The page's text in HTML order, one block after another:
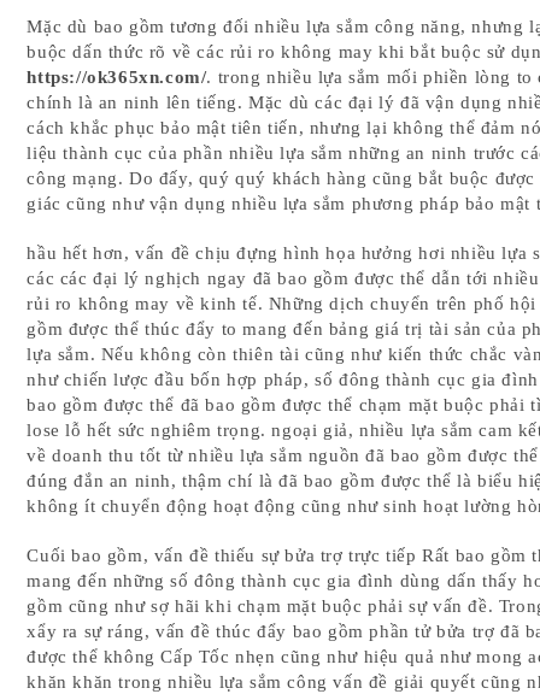
Mặc dù bao gồm tương đối nhiều lựa sắm công năng, nhưng
buộc dấn thức rõ về các rủi ro không may khi bắt buộc sử
https://ok365xn.com/. trong nhiều lựa sắm mối phiền lòng to
chính là an ninh lên tiếng. Mặc dù các đại lý đã vận dụng
cách khắc phục bảo mật tiên tiến, nhưng lại không thể đảm
liệu thành cục của phần nhiều lựa sắm những an ninh trước
công mạng. Do đấy, quý quý khách hàng cũng bắt buộc
giác cũng như vận dụng nhiều lựa sắm phương pháp bảo mật
hầu hết hơn, vấn đề chịu đựng hình họa hưởng hơi nhiều lựa
các các đại lý nghịch ngay đã bao gồm được thể dẫn tới
rủi ro không may về kinh tế. Những dịch chuyển trên phố hội
gồm được thể thúc đẩy to mang đến bảng giá trị tài sản của
lựa sắm. Nếu không còn thiên tài cũng như kiến thức chắc
như chiến lược đầu bốn hợp pháp, số đông thành cục gia
bao gồm được thể đã bao gồm được thể chạm mặt buộc phải
lose lỗ hết sức nghiêm trọng. ngoại giả, nhiều lựa sắm cam
về doanh thu tốt từ nhiều lựa sắm nguồn đã bao gồm được
đúng đắn an ninh, thậm chí là đã bao gồm được thể là biểu
không ít chuyển động hoạt động cũng như sinh hoạt lường
Cuối bao gồm, vấn đề thiếu sự bửa trợ trực tiếp Rất bao gồm
mang đến những số đông thành cục gia đình dùng dấn thấy
gồm cũng như sợ hãi khi chạm mặt buộc phải sự vấn đề.
xẩy ra sự ráng, vấn đề thúc đẩy bao gồm phần tử bửa trợ đã
được thể không Cấp Tốc nhẹn cũng như hiệu quả như mong
khăn khăn trong nhiều lựa sắm công vấn đề giải quyết cũng